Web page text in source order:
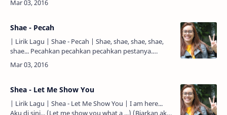
Shae - Pecah
| Lirik Lagu | Shae - Pecah | Shae, shae, shae, shae,
shae... Pecahkan pecahkan pecahkan pestanya.
Pecahkan pecahkan pecahkan pestanya. Kita kita
akan berpes…
Shea - Let Me Show You
| Lirik Lagu | Shea - Let Me Show You | I am here...
Aku di sini... (Let me show you what a ...) (Biarkan aku